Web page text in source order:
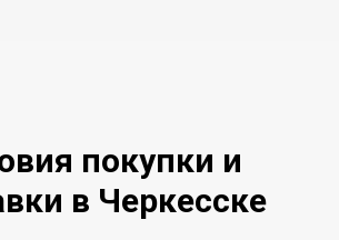
покупки и
в Черкесске